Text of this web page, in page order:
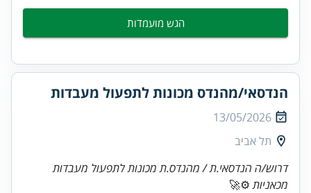
הגש מועמדות
הנדסאי/מהנדס מכונות לתפעול מעבדות
13/05/2026
תל אביב
דרוש/ה הנדסאי.ת / מהנדס.ת מכונות לתפעול מעבדות
מכאניות⚙️🚀